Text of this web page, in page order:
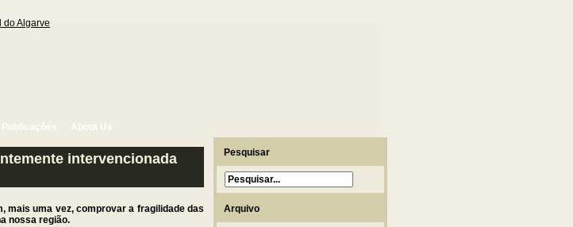
Publicações About Us
intervencionada
mais uma vez, comprovar a fragilidade das
nossa região.
Pesquisar
Arquivo